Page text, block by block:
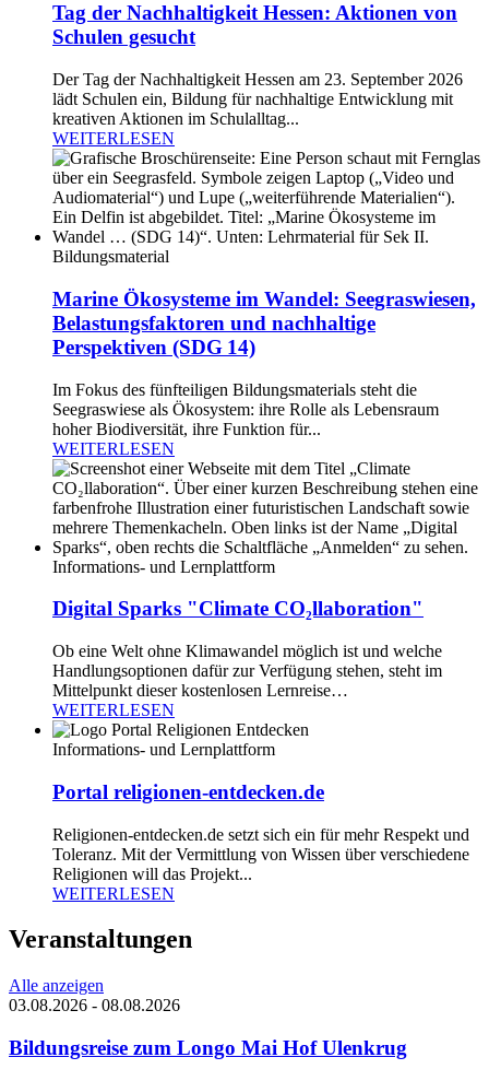
Tag der Nachhaltigkeit Hessen: Aktionen von
Schulen gesucht
Der Tag der Nachhaltigkeit Hessen am 23. September 2026
lädt Schulen ein, Bildung für nachhaltige Entwicklung mit
kreativen Aktionen im Schulalltag...
WEITERLESEN
Bildungsmaterial
Marine Ökosysteme im Wandel: Seegraswiesen,
Belastungsfaktoren und nachhaltige
Perspektiven (SDG 14)
Im Fokus des fünfteiligen Bildungsmaterials steht die
Seegraswiese als Ökosystem: ihre Rolle als Lebensraum
hoher Biodiversität, ihre Funktion für...
WEITERLESEN
Informations- und Lernplattform
Digital Sparks "Climate CO₂llaboration"
Ob eine Welt ohne Klimawandel möglich ist und welche
Handlungsoptionen dafür zur Verfügung stehen, steht im
Mittelpunkt dieser kostenlosen Lernreise…
WEITERLESEN
Informations- und Lernplattform
Portal religionen-entdecken.de
Religionen-entdecken.de setzt sich ein für mehr Respekt und
Toleranz. Mit der Vermittlung von Wissen über verschiedene
Religionen will das Projekt...
WEITERLESEN
Veranstaltungen
Alle anzeigen
03.08.2026 - 08.08.2026
Bildungsreise zum Longo Mai Hof Ulenkrug